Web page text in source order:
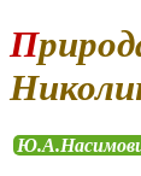
Природа в окрестностях